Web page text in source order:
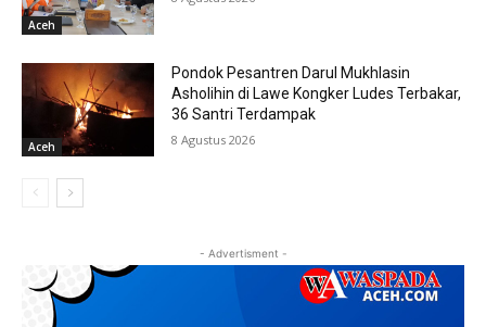
Aceh
Aceh
Pondok Pesantren Darul Mukhlasin
Asholihin di Lawe Kongker Ludes Terbakar,
36 Santri Terdampak
8 Agustus 2026
- Advertisment -